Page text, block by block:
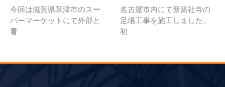
今回は滋賀県草津市のスー
パーマーケットにて外部と
看
名古屋市内にて新築社寺の
足場工事を施工しました。
初